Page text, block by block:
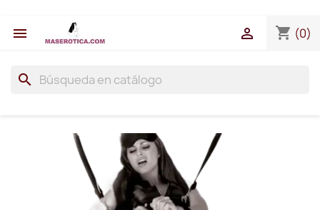
 shopping_cart (0)

search